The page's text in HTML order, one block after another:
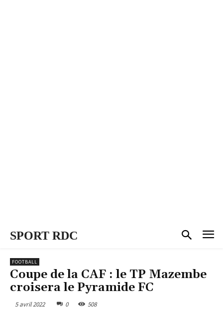
SPORT RDC
FOOTBALL
Coupe de la CAF : le TP Mazembe
croisera le Pyramide FC
5 avril 2022 0 508